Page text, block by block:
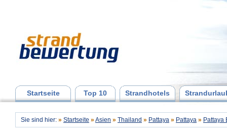
Startseite Top 10 Strandhotels
Sie sind hier: » Startseite » Asien » Thailand » Pattaya » Pattaya » Pattaya